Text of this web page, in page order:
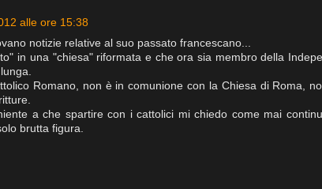
alle ore 15:38
notizie relative al suo passato francescano...
in una "chiesa" riformata e che ora sia membro della
Romano, non è in comunione con la Chiesa di Roma,
a che spartire con i cattolici mi chiedo come mai
brutta figura.